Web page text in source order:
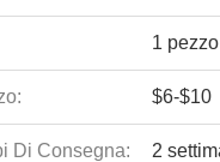
1 pezzo
$6-$10
Di Consegna: 2